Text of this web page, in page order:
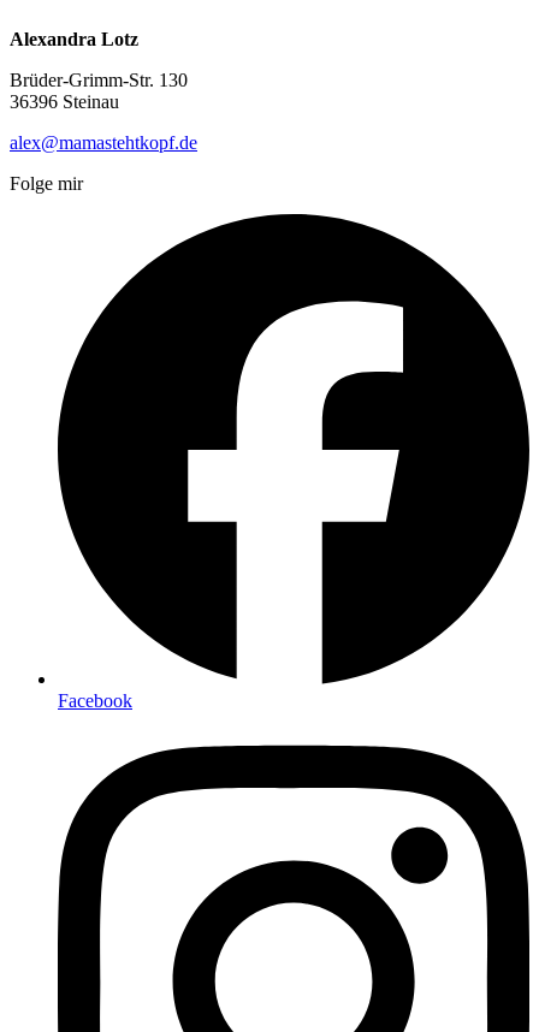
Alexandra Lotz
Brüder-Grimm-Str. 130
36396 Steinau
alex@mamastehtkopf.de
Folge mir
Facebook